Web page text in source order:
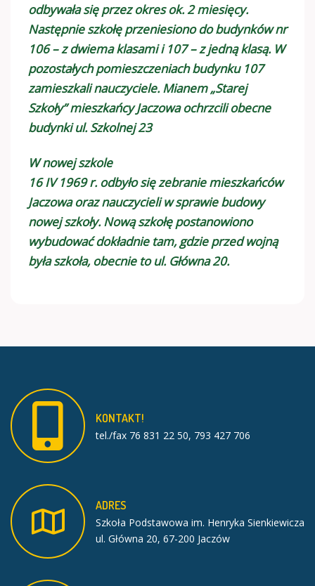
odbywała się przez okres ok. 2 miesięcy.
Następnie szkołę przeniesiono do budynków nr
106 – z dwiema klasami i 107 – z jedną klasą. W
pozostałych pomieszczeniach budynku 107
zamieszkali nauczyciele. Mianem „Starej
Szkoły” mieszkańcy Jaczowa ochrzcili obecne
budynki ul. Szkolnej 23
W nowej szkole
16 IV 1969 r. odbyło się zebranie mieszkańców
Jaczowa oraz nauczycieli w sprawie budowy
nowej szkoły. Nową szkołę postanowiono
wybudować dokładnie tam, gdzie przed wojną
była szkoła, obecnie to ul. Główna 20.
KONTAKT!
tel./fax 76 831 22 50, 793 427 706
ADRES
Szkoła Podstawowa im. Henryka Sienkiewicza
ul. Główna 20, 67-200 Jaczów